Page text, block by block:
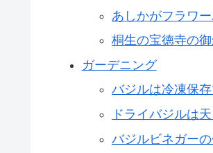
あしかがフラワ
桐生の宝徳寺の
ガーデニング
バジルは冷凍保
ドライバジルは
バジルビネガー